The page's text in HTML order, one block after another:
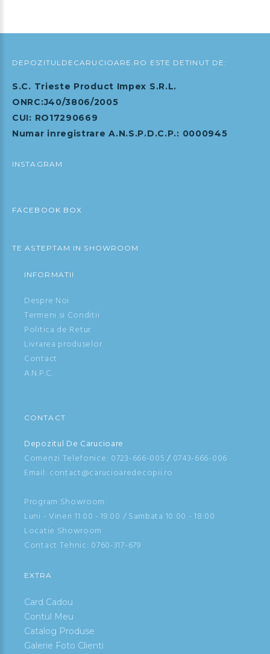
DEPOZITULDECARUCIOARE.RO ESTE DETINUT DE:
S.C. Trieste Product Impex S.R.L.
ONRC:J40/3806/2005
CUI: RO17290669
Numar inregistrare A.N.S.P.D.C.P.: 0000945
INSTAGRAM
FACEBOOK BOX
TE ASTEPTAM IN SHOWROOM
INFORMATII
Despre Noi
Termeni si Conditii
Politica de Retur
Livrarea produselor
Contact
A.N.P.C.
CONTACT
Depozitul De Carucioare
Comenzi Telefonice: 0723-666-005 / 0743-666-006
Email: contact@carucioaredecopii.ro
Program Showroom:
Luni - Vineri 11:00 - 19.00 / Sambata 10:00 - 18:00
Locatie Showroom
Contact Tehnic: 0760-317-679
EXTRA
Card Cadou
Contul Meu
Catalog Produse
Galerie Foto Clienti